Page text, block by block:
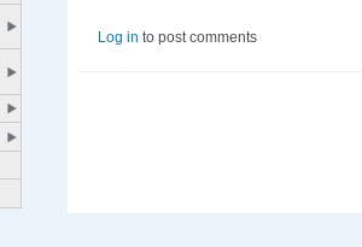
Log in to post comments